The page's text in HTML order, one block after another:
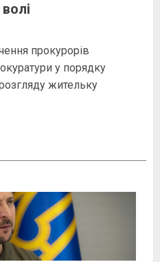
прокурорів
у порядку
жительку